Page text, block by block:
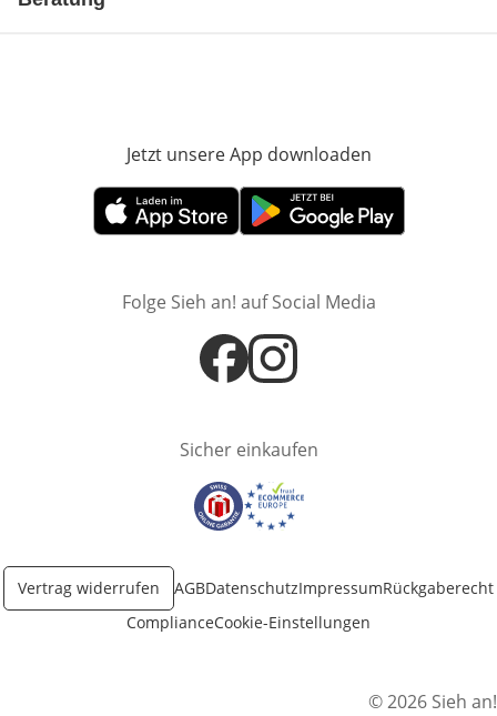
Jetzt unsere App downloaden
Öffnet in neuem FensterÖffnet in neuem Fenster
Folge Sieh an! auf Social Media
Öffnet in neuem Fenster
Öffnet in neuem Fenster
Sicher einkaufen
Öffnet in neuem Fenster
Öffnet in neuem Fenster
Vertrag widerrufen AGBDatenschutzImpressumRückgaberecht
ComplianceCookie-Einstellungen
© 2026 Sieh an!